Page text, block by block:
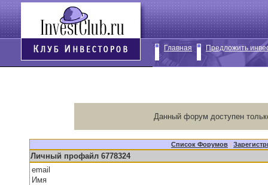
Главная Предложить
Данный форум доступен
Список Форумов |
Личный профайл 6778324
email
Имя